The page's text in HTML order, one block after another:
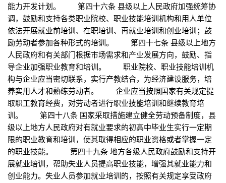
能力开发计划。 第四十六条 县级以上人民政府加强统筹协
调，鼓励和支持各类职业院校、职业技能培训机构和用人单位
依法开展就业前培训、在职培训、再就业培训和创业培训；鼓
励劳动者参加各种形式的培训。 第四十七条 县级以上地方
人民政府和有关部门根据市场需求和产业发展方向，鼓励、指
导企业加强职业教育和培训。 职业院校、职业技能培训机
构与企业应当密切联系，实行产教结合，为经济建设服务，培
养实用人才和熟练劳动者。 企业应当按照国家有关规定提
取职工教育经费，对劳动者进行职业技能培训和继续教育培
训。 第四十八条 国家采取措施建立健全劳动预备制度，县
级以上地方人民政府对有就业要求的初高中毕业生实行一定期
限的职业教育和培训，使其取得相应的职业资格或者掌握一定
的职业技能。 第四十九条 地方各级人民政府鼓励和支持开
展就业培训，帮助失业人员提高职业技能，增强其就业能力和
创业能力。失业人员参加就业培训的，按照有关规定享受政府